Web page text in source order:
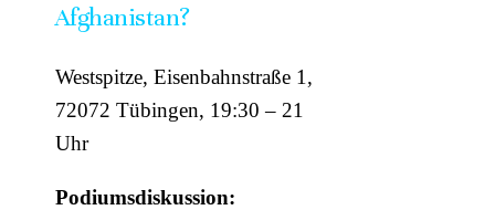
Afghanistan?
Westspitze, Eisenbahnstraße 1,
72072 Tübingen, 19:30 – 21
Uhr
Podiumsdiskussion: